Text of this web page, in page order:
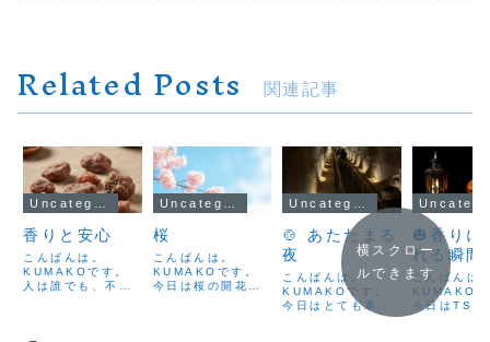
Related Posts 関連記事
香りと安心
こんばんは。
KUMAKOです。
人は誰でも、不安
桜
こんばんは。
KUMAKOです。
今日は桜の開花宣
🍲 あたたまる
夜
こんばんは。
KUMAKOです。
今日はとても寒い
一日でしたね。外
🎃香りに
れる瞬間
こんばんは
KUMAKO
今日は
横スクロー
ルできます